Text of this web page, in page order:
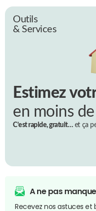
Outils
& Services
Estimez
en moins de
C’est rapide, gratuit…et ça
A ne pas
Recevez nos astuces